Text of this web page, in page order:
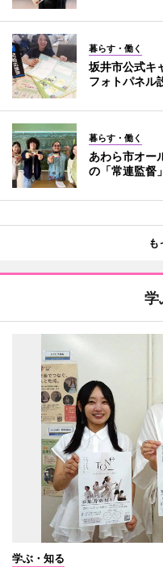
暮らす・働く
坂井市公式キ
フォトパネル
暮らす・働く
あわら市オ
の「常連監督
も
学
学ぶ・知る